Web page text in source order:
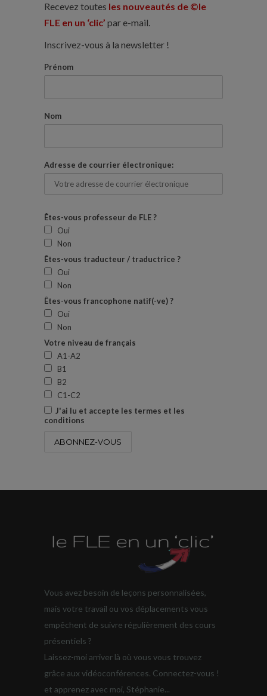
Recevez toutes les nouveautés de ©le
FLE en un ‘clic’ par e-mail.
Inscrivez-vous à la newsletter !
Prénom
Nom
Adresse de courrier électronique:
Êtes-vous professeur de FLE ?
Oui
Non
Êtes-vous traducteur / traductrice ?
Oui
Non
Êtes-vous francophone natif(-ve) ?
Oui
Non
Votre niveau de français
A1-A2
B1
B2
C1-C2
J'ai lu et accepte les termes et les
conditions
Vous avez besoin de leçons personnalisées,
mais votre travail ou vos déplacements vous
empêchent de suivre régulièrement des cours
présentiels ?
Laissez-moi arriver là où vous vous trouvez
grâce aux vidéoconférences. Connectez-vous !
et apprenez avec moi, Stéphanie...